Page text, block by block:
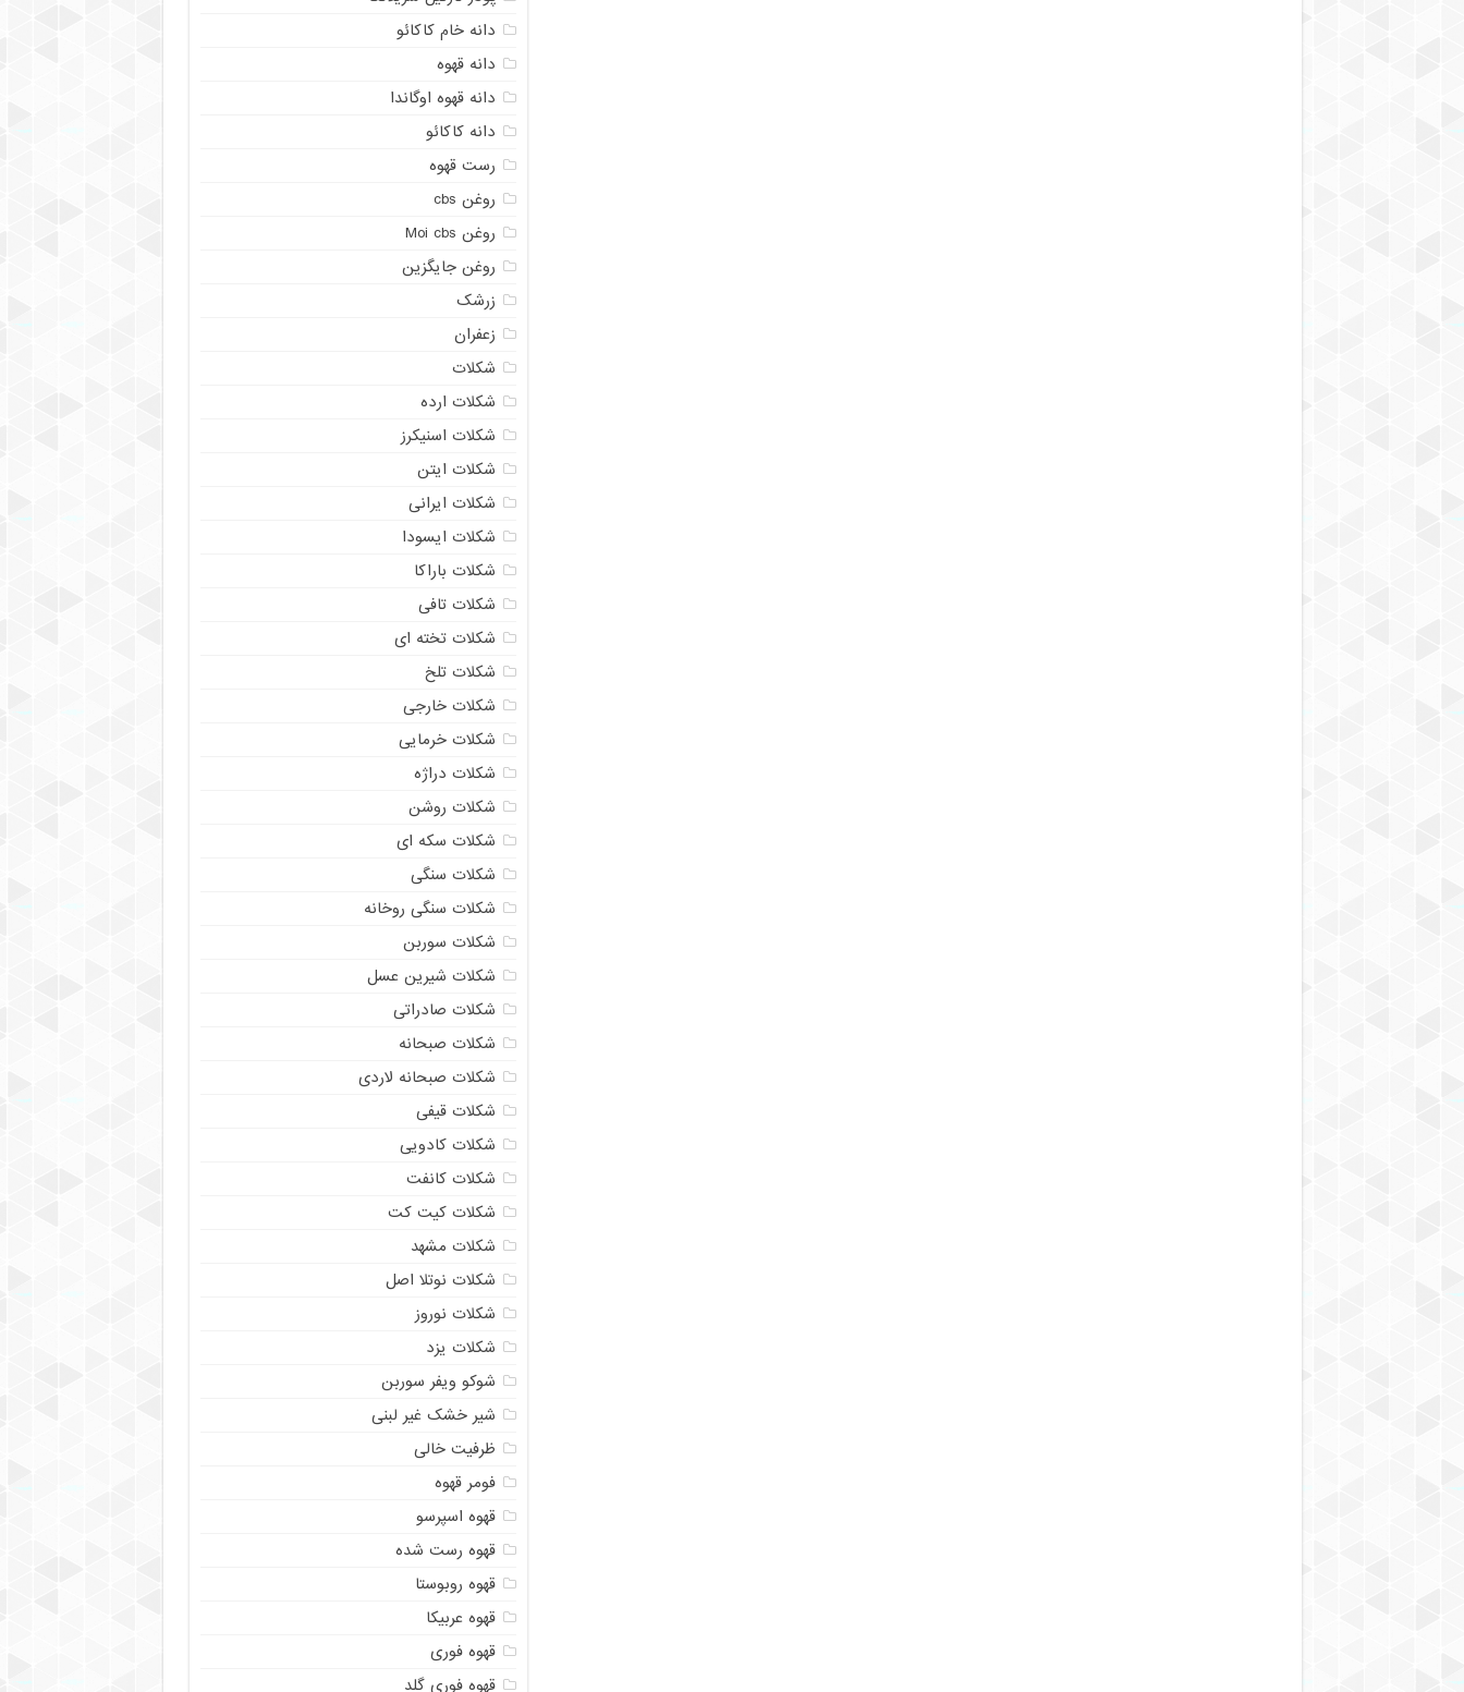
دانه خام کاکائو
دانه قهوه
دانه قهوه اوگاندا
دانه کاکائو
رست قهوه
روغن cbs
روغن Moi cbs
روغن جایگزین
زرشک
زعفران
شکلات
شکلات ارده
شکلات اسنیکرز
شکلات ایتن
شکلات ایرانی
شکلات ایسودا
شکلات باراکا
شکلات تافی
شکلات تخته ای
شکلات تلخ
شکلات خارجی
شکلات خرمایی
شکلات دراژه
شکلات روشن
شکلات سکه ای
شکلات سنگی
شکلات سنگی روخانه
شکلات سوربن
شکلات شیرین عسل
شکلات صادراتی
شکلات صبحانه
شکلات صبحانه لاردی
شکلات قیفی
شکلات کادویی
شکلات کانفت
شکلات کیت کت
شکلات مشهد
شکلات نوتلا اصل
شکلات نوروز
شکلات یزد
شوکو ویفر سوربن
شیر خشک غیر لبنی
ظرفیت خالی
فومر قهوه
قهوه اسپرسو
قهوه رست شده
قهوه روبوستا
قهوه عربیکا
قهوه فوری
قهوه فوری گلد